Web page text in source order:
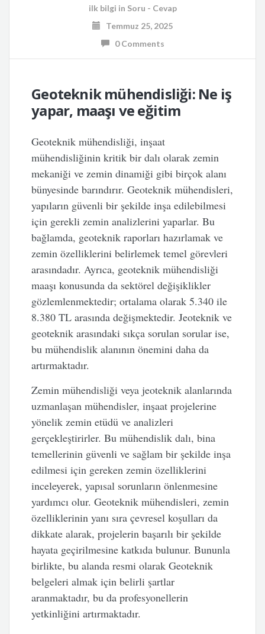
ilk bilgi in Soru - Cevap
Temmuz 25, 2025
0 Comments
Geoteknik mühendisliği: Ne iş
yapar, maaşı ve eğitim
Geoteknik mühendisliği, inşaat
mühendisliğinin kritik bir dalı olarak zemin
mekaniği ve zemin dinamiği gibi birçok alanı
bünyesinde barındırır. Geoteknik mühendisleri,
yapıların güvenli bir şekilde inşa edilebilmesi
için gerekli zemin analizlerini yaparlar. Bu
bağlamda, geoteknik raporları hazırlamak ve
zemin özelliklerini belirlemek temel görevleri
arasındadır. Ayrıca, geoteknik mühendisliği
maaşı konusunda da sektörel değişiklikler
gözlemlenmektedir; ortalama olarak 5.340 ile
8.380 TL arasında değişmektedir. Jeoteknik ve
geoteknik arasındaki sıkça sorulan sorular ise,
bu mühendislik alanının önemini daha da
artırmaktadır.
Zemin mühendisliği veya jeoteknik alanlarında
uzmanlaşan mühendisler, inşaat projelerine
yönelik zemin etüdü ve analizleri
gerçekleştirirler. Bu mühendislik dalı, bina
temellerinin güvenli ve sağlam bir şekilde inşa
edilmesi için gereken zemin özelliklerini
inceleyerek, yapısal sorunların önlenmesine
yardımcı olur. Geoteknik mühendisleri, zemin
özelliklerinin yanı sıra çevresel koşulları da
dikkate alarak, projelerin başarılı bir şekilde
hayata geçirilmesine katkıda bulunur. Bununla
birlikte, bu alanda resmi olarak Geoteknik
belgeleri almak için belirli şartlar
aranmaktadır, bu da profesyonellerin
yetkinliğini artırmaktadır.